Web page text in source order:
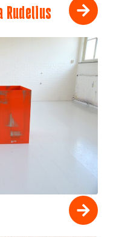
Rudelius